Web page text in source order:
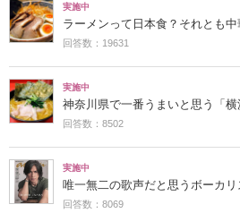
実施中
ラーメンって日本食？それとも中
回答数：19631
実施中
神奈川県で一番うまいと思う「
回答数：8502
実施中
唯一無二の歌声だと思うボーカリ
回答数：8069